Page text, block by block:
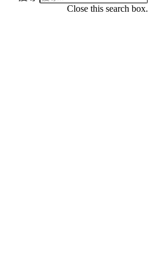
Close this search box.